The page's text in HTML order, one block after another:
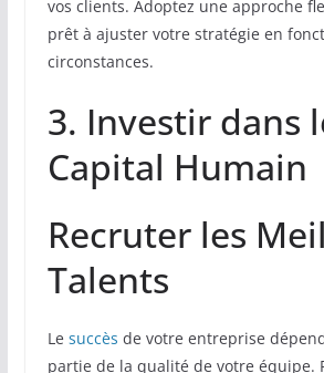
vos clients. Adoptez une approche
prêt à ajuster votre stratégie en
circonstances.
3. Investir dans
Capital Humain
Recruter les
Talents
Le succès de votre entreprise
partie de la qualité de votre équipe.